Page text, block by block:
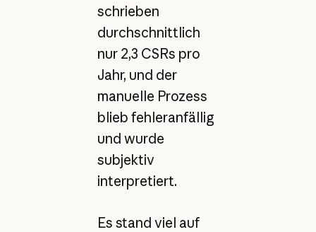
schrieben
durchschnittlich
nur 2,3 CSRs pro
Jahr, und der
manuelle Prozess
blieb fehleranfällig
und wurde
subjektiv
interpretiert.
Es stand viel auf